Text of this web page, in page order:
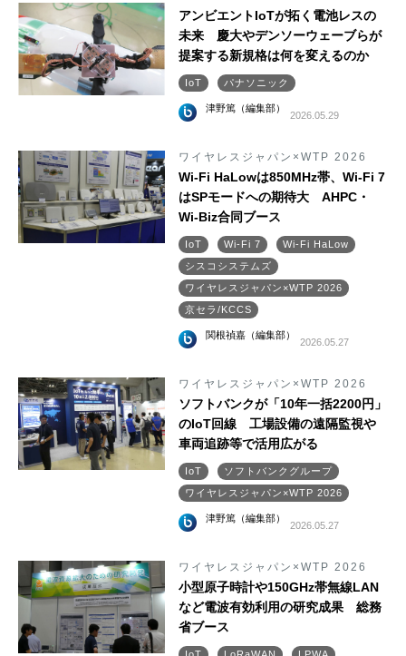
アンビエントIoTが拓く電池レスの
未来 慶大やデンソーウェーブらが
提案する新規格は何を変えるのか
IoT パナソニック
津野篤（編集部）
2026.05.29
ワイヤレスジャパン×WTP 2026
Wi-Fi HaLowは850MHz帯、Wi-Fi 7
はSPモードへの期待大 AHPC・
Wi-Biz合同ブース
IoT Wi-Fi 7
Wi-Fi HaLow
シスコシステムズ
ワイヤレスジャパン×WTP 2026
京セラ/KCCS
関根禎嘉（編集部）
2026.05.27
ワイヤレスジャパン×WTP 2026
ソフトバンクが「10年一括2200円」
のIoT回線 工場設備の遠隔監視や
車両追跡等で活用広がる
IoT
ソフトバンクグループ
ワイヤレスジャパン×WTP 2026
津野篤（編集部）
2026.05.27
ワイヤレスジャパン×WTP 2026
小型原子時計や150GHz帯無線LAN
など電波有効利用の研究成果 総務
省ブース